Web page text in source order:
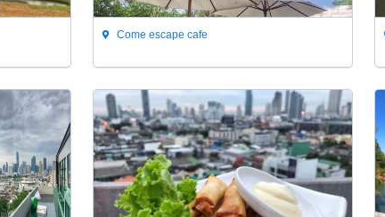
Come escape cafe